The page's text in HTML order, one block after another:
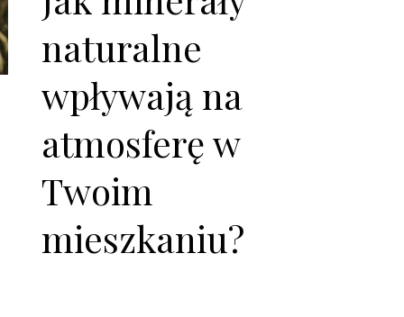
naturalne
wpływają na
atmosferę w
Twoim
mieszkaniu?